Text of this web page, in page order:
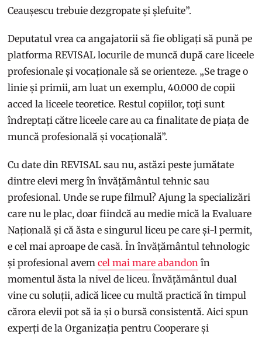
Ceaușescu trebuie dezgropate și șlefuite”.
Deputatul vrea ca angajatorii să fie obligați să pună pe
platforma REVISAL locurile de muncă după care liceele
profesionale și vocaționale să se orienteze. „Se trage o
linie și primii, am luat un exemplu, 40.000 de copii
acced la liceele teoretice. Restul copiilor, toți sunt
îndreptați către liceele care au ca finalitate de piața de
muncă profesională și vocațională”.
Cu date din REVISAL sau nu, astăzi peste jumătate
dintre elevi merg în învățământul tehnic sau
profesional. Unde se rupe filmul? Ajung la specializări
care nu le plac, doar fiindcă au medie mică la Evaluare
Națională și că ăsta e singurul liceu pe care și-l permit,
e cel mai aproape de casă. În învățământul tehnologic
și profesional avemcel mai mare abandon în
momentul ăsta la nivel de liceu. Învățământul dual
vine cu soluții, adică licee cu multă practică în timpul
cărora elevii pot să ia și o bursă consistentă. Aici spun
experți de la Organizația pentru Cooperare și